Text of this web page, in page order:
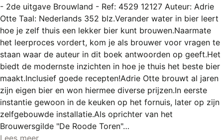
- 2de uitgave Brouwland - Ref: 4529 12127 Auteur: Adrie
Otte Taal: Nederlands 352 blz.Verander water in bier leert
hoe je zelf thuis een lekker bier kunt brouwen.Naarmate
het leerproces vordert, kom je als brouwer voor vragen te
staan waar de auteur in dit boek antwoorden op geeft.Het
biedt de modernste inzichten in hoe je thuis het beste bier
maakt.Inclusief goede recepten!Adrie Otte brouwt al jaren
zijn eigen bier en won hiermee diverse prijzen.In eerste
instantie gewoon in de keuken op het fornuis, later op zijn
zelfgebouwde installatie.Als oprichter van het
Brouwersgilde "De Roode Toren"…
Lees meer